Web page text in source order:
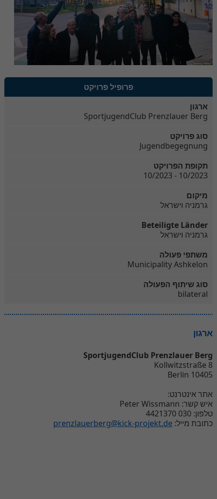
פרופיל פרויקט
ארגון
SportjugendClub Prenzlauer Berg
סוג פרויקט
Jugendbegegnung
תקופת הפרויקט
10/2023 - 10/2023
מיקום
גרמניה וישראל
Beteiligte Länder
גרמניה וישראל
משתפי פעולה
Municipality Ashkelon
סוג שיתוף הפעולה
bilateral
ארגון
SportjugendClub Prenzlauer Berg
Kollwitzstraße 8
10405 Berlin
אתר אינטרנט:
איש קשר: Peter Wissmann
טלפון: 030 4421370
כתובת מייל: prenzlauerberg@kick-projekt.de